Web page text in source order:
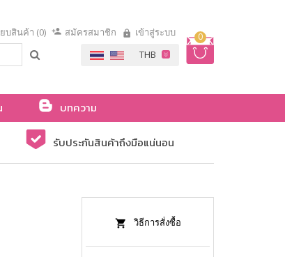
0
บสินค้า (0) สมัครสมาชิก เข้าสู่ระบบ
บทความ
รับประกันสินค้าถึงมือแน่นอน
วิธีการสั่งซื้อ